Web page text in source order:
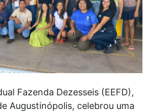
Fazenda Dezesseis (EEFD),
Augustinópolis, celebrou uma